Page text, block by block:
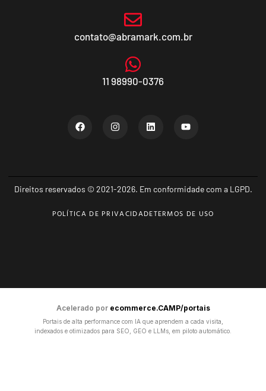
contato@abramark.com.br
11 98990-0376
Direitos reservados © 2021-2026. Em conformidade com a LGPD.
POLÍTICA DE PRIVACIDADETERMOS DE USO
Acelerado por ecommerce.CAMP/portais
Portais de alta performance com IA que aprendem a cada visita,
indexados e otimizados para SEO, GEO e LLMs, em piloto automático.